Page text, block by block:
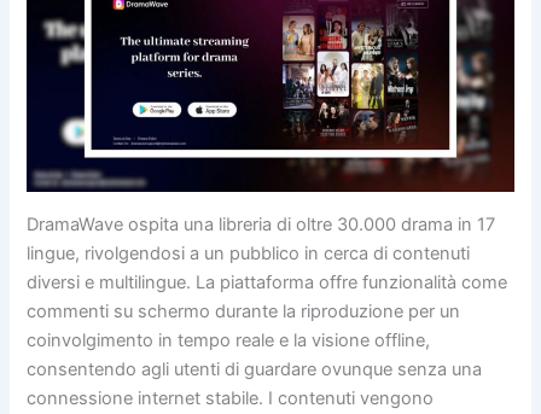
DramaWave ospita una libreria di oltre 30.000 drama in 17
lingue, rivolgendosi a un pubblico in cerca di contenuti
diversi e multilingue. La piattaforma offre funzionalità come
commenti su schermo durante la riproduzione per un
coinvolgimento in tempo reale e la visione offline,
consentendo agli utenti di guardare ovunque senza una
connessione internet stabile. I contenuti vengono